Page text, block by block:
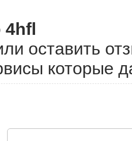
оставить
которые